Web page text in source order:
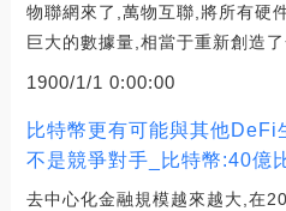
物聯網來了,萬物互聯,將所有硬
巨大的數據量,相當于重新創造了
1900/1/1 0:00:00
比特幣更有可能與其他DeFi
不是競爭對手_比特幣:40億
去中心化金融規模越來越大,在